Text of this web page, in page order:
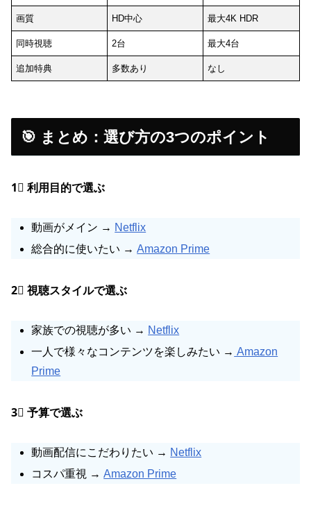
画質 HD中心 最大4K HDR
同時視聴 2台 最大4台
追加特典 多数あり なし
🎯 まとめ：選び方の3つのポイント
1⃣ 利用目的で選ぶ
動画がメイン → Netflix
総合的に使いたい →Amazon Prime
2⃣ 視聴スタイルで選ぶ
家族での視聴が多い → Netflix
一人で様々なコンテンツを楽しみたい → Amazon
Prime
3⃣ 予算で選ぶ
動画配信にこだわりたい → Netflix
コスパ重視 →Amazon Prime